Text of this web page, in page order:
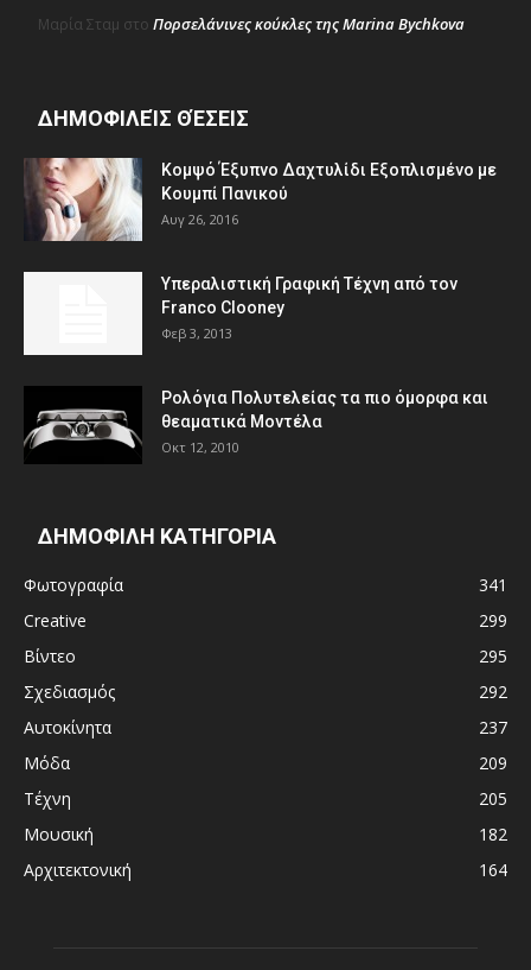
Μαρία Σταμ στο Πορσελάνινες κούκλες της Marina Bychkova
ΔΗΜΟΦΙΛΕΊΣ ΘΈΣΕΙΣ
Κομψό Έξυπνο Δαχτυλίδι Εξοπλισμένο με
Κουμπί Πανικού
Αυγ 26, 2016
Υπεραλιστική Γραφική Τέχνη από τον
Franco Clooney
Φεβ 3, 2013
Ρολόγια Πολυτελείας τα πιο όμορφα και
θεαματικά Μοντέλα
Οκτ 12, 2010
ΔΗΜΟΦΙΛΗ ΚΑΤΗΓΟΡΙΑ
Φωτογραφία
341
Creative
299
Βίντεο
295
Σχεδιασμός
292
Αυτοκίνητα
237
Μόδα
209
Τέχνη
205
Μουσική
182
Αρχιτεκτονική
164